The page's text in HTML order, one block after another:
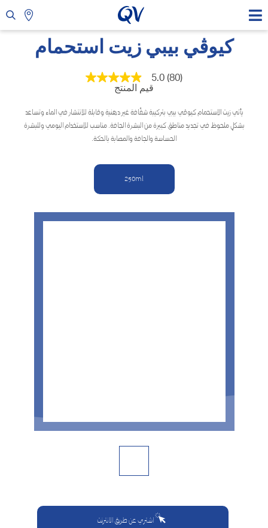
كيوڤي بيبي زيت استحمام
متوسط
هو
5.0
من
80
رابط
نفس
5.0 (80)
قيم المنتج
يأتي زيت الاستحمام كيوڤي بيبي بتركيبة شفَّافة غير دهنية وقابلة للانتشار في الماء وتساعد
بشكلٍ ملحوظ في تجديد مناطق كبيرة من البشرة الجافة. مناسب للاستخدام اليومي وللبشرة
الحساسة والجافة والمصابة بالحكة.
250ml
اشتري عن طريق الانترنت